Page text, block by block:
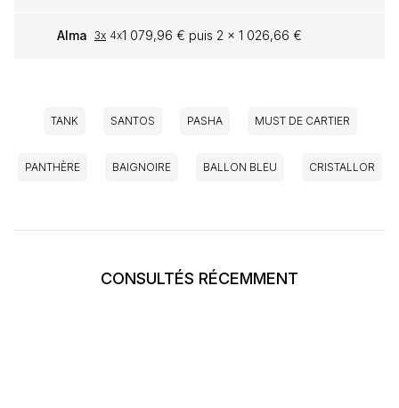
Alma 3x 4x1 079,96 € puis 2 x 1 026,66 €
TANK SANTOS PASHA MUST DE CARTIER
PANTHÈRE BAIGNOIRE BALLON BLEU CRISTALLOR
CONSULTÉS RÉCEMMENT